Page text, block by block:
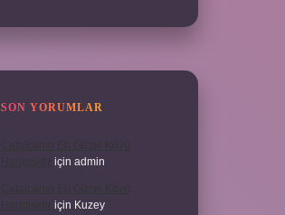
SON YORUMLAR
Çatalcanın En Güzel Köyü
için admin
Çatalcanın En Güzel Köyü
için Kuzey